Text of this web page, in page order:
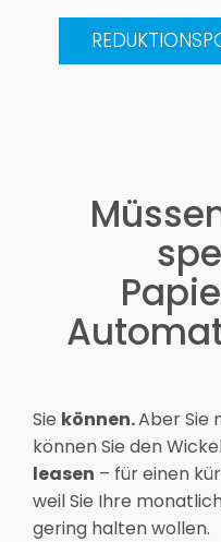
Sie können.Aber Sie
können Sie den
leasen – für einen
weil Sie Ihre
gering halten wollen.